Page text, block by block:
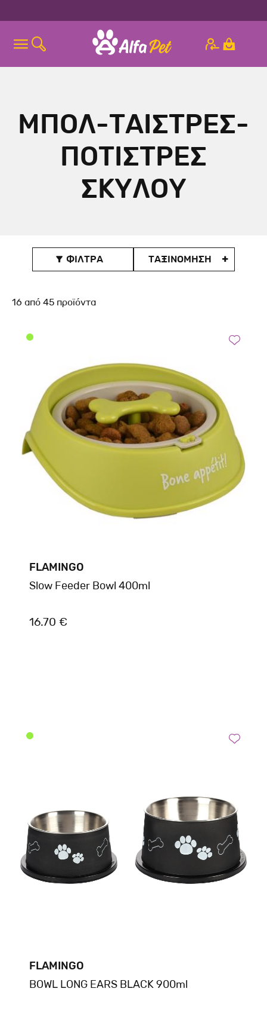
ΜΠΟΛ-ΤΑΙΣΤΡΕΣ-
ΠΟΤΙΣΤΡΕΣ
ΣΚΥΛΟΥ
 ΦΙΛΤΡΑ ΤΑΞΙΝOΜΗΣΗ
16 από45 προϊόντα
FLAMINGO
Slow Feeder Bowl 400ml
16.70 €
FLAMINGO
BOWL LONG EARS BLACK 900ml